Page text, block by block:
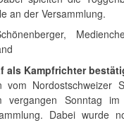
an der Versammlung.
als Kampfrichter
vom Nordostschweizer
vergangen Sonntag im
Dabei wurde